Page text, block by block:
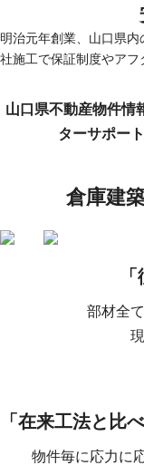
明治元年創業、山口県
社施工で保証制度やアフ
山口県不動産物件情
ターサポー
倉庫建
部材全
「在来工法と比
物件毎に応力に